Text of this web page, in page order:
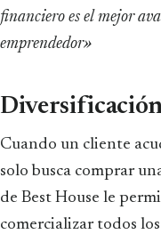
financiero es el mejor
emprendedor»
Cuando un cliente
solo busca comprar
de Best House le
comercializar todos